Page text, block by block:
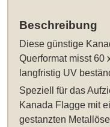
Beschreibung
Diesegünstige
Querformat misst 60
langfristig UV
Speziell für das
Kanada Flagge mit
gestanzten